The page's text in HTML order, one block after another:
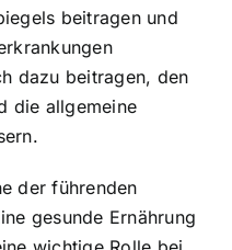
beitragen und
dazu beitragen, den
die allgemeine
der führenden
gesunde Ernährung